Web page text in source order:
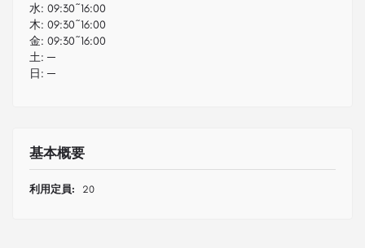
水: 09:30~16:00
木: 09:30~16:00
金: 09:30~16:00
土: ─
日: ─
基本概要
利用定員: 20